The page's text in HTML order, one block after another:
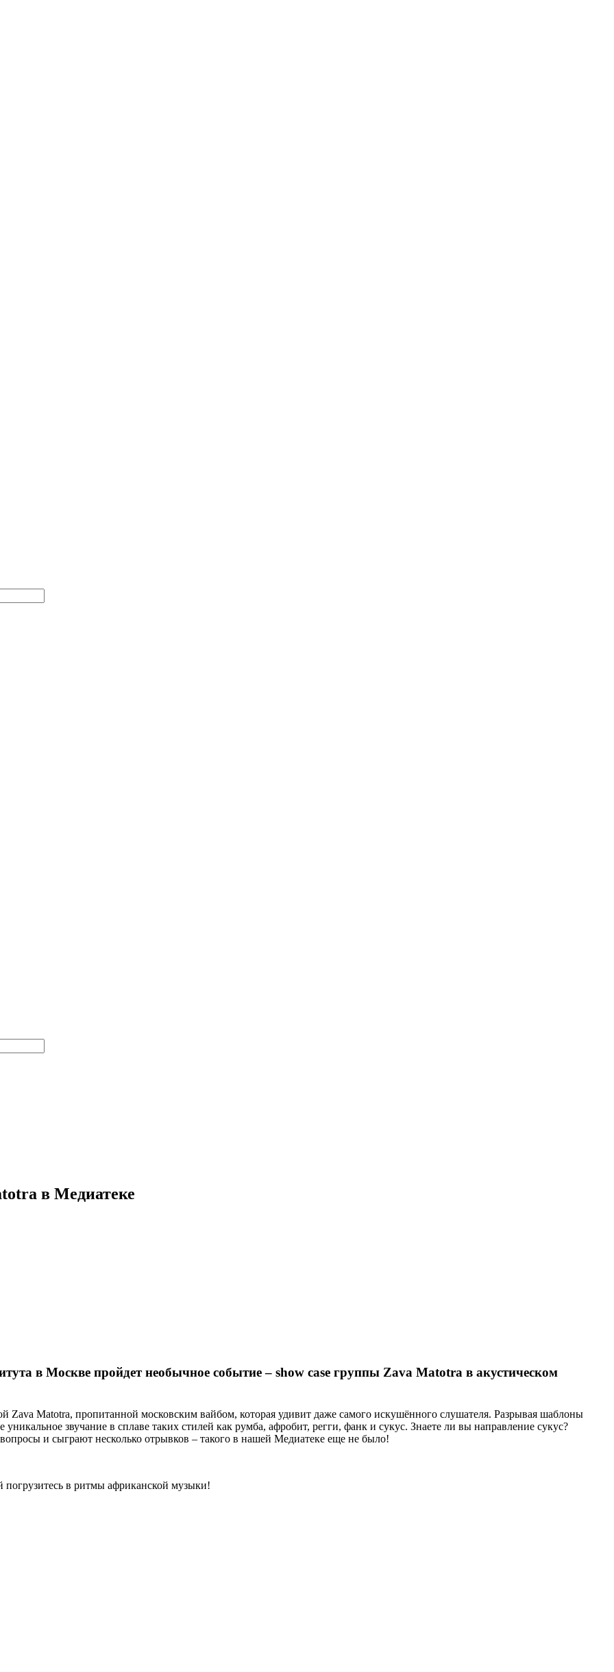
в Медиатеке
в Москве пройдет необычное событие – show case группы Zava Matotrа в акустическом
Zava Matotra, пропитанной московским вайбом, которая удивит даже самого искушённого слушателя. Разрывая шаблоны
звучание в сплаве таких стилей как румба, афробит, регги, фанк и сукус. Знаете ли вы направление сукус?
и сыграют несколько отрывков – такого в нашей Медиатеке еще не было!
погрузитесь в ритмы африканской музыки!